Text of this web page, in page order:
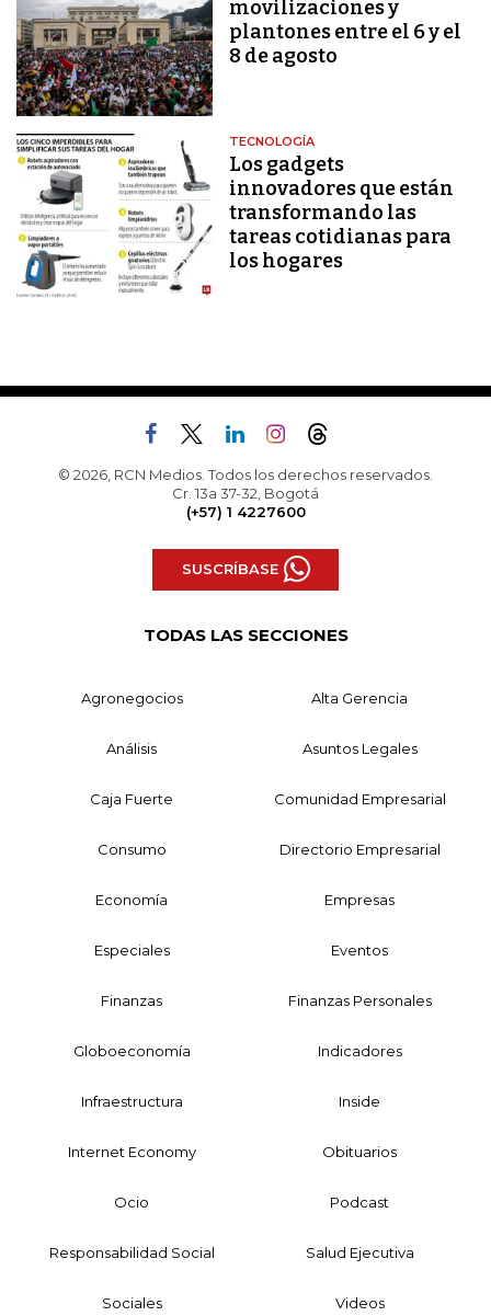
movilizaciones y
plantones entre el 6 y el
8 de agosto
TECNOLOGÍA
Los gadgets
innovadores que están
transformando las
tareas cotidianas para
los hogares
© 2026, RCN Medios. Todos los derechos reservados.
Cr. 13a 37-32, Bogotá
(+57) 1 4227600
SUSCRÍBASE
TODAS LAS SECCIONES
Agronegocios Alta Gerencia
Análisis Asuntos Legales
Caja Fuerte Comunidad Empresarial
Consumo Directorio Empresarial
Economía Empresas
Especiales Eventos
Finanzas Finanzas Personales
Globoeconomía Indicadores
Infraestructura Inside
Internet Economy Obituarios
Ocio Podcast
Responsabilidad Social Salud Ejecutiva
Sociales Videos